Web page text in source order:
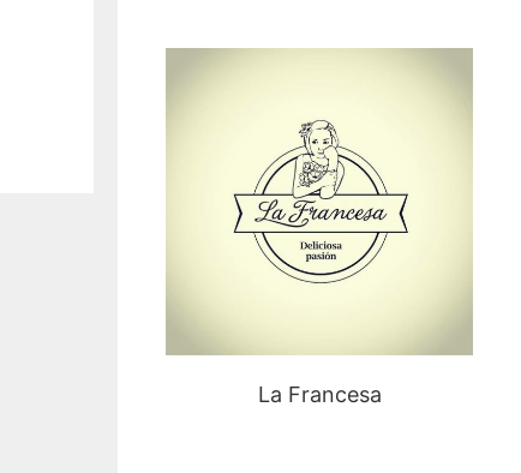
La Francesa